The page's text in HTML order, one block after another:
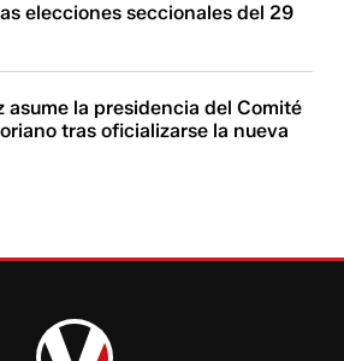
elecciones seccionales del 29
asume la presidencia del Comité
tras oficializarse la nueva